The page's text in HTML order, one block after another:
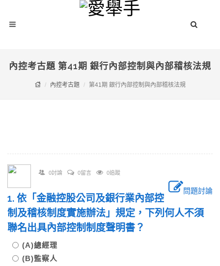
內控考古題 第41期 銀行內部控制與內部稽核法規
內控考古題 第41期 銀行內部控制與內部稽核法規
0討論 0留言 0追蹤
問題討論
1. 依「金融控股公司及銀行業內部控
制及稽核制度實施辦法」規定，下列何人不須
聯名出具內部控制制度聲明書？
(A)總經理
(B)監察人